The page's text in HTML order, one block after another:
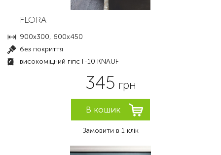
FLORA
900х300, 600х450
без покриття
високоміцний гіпс Г-10 KNAUF
345 грн
Замовити в 1 клік